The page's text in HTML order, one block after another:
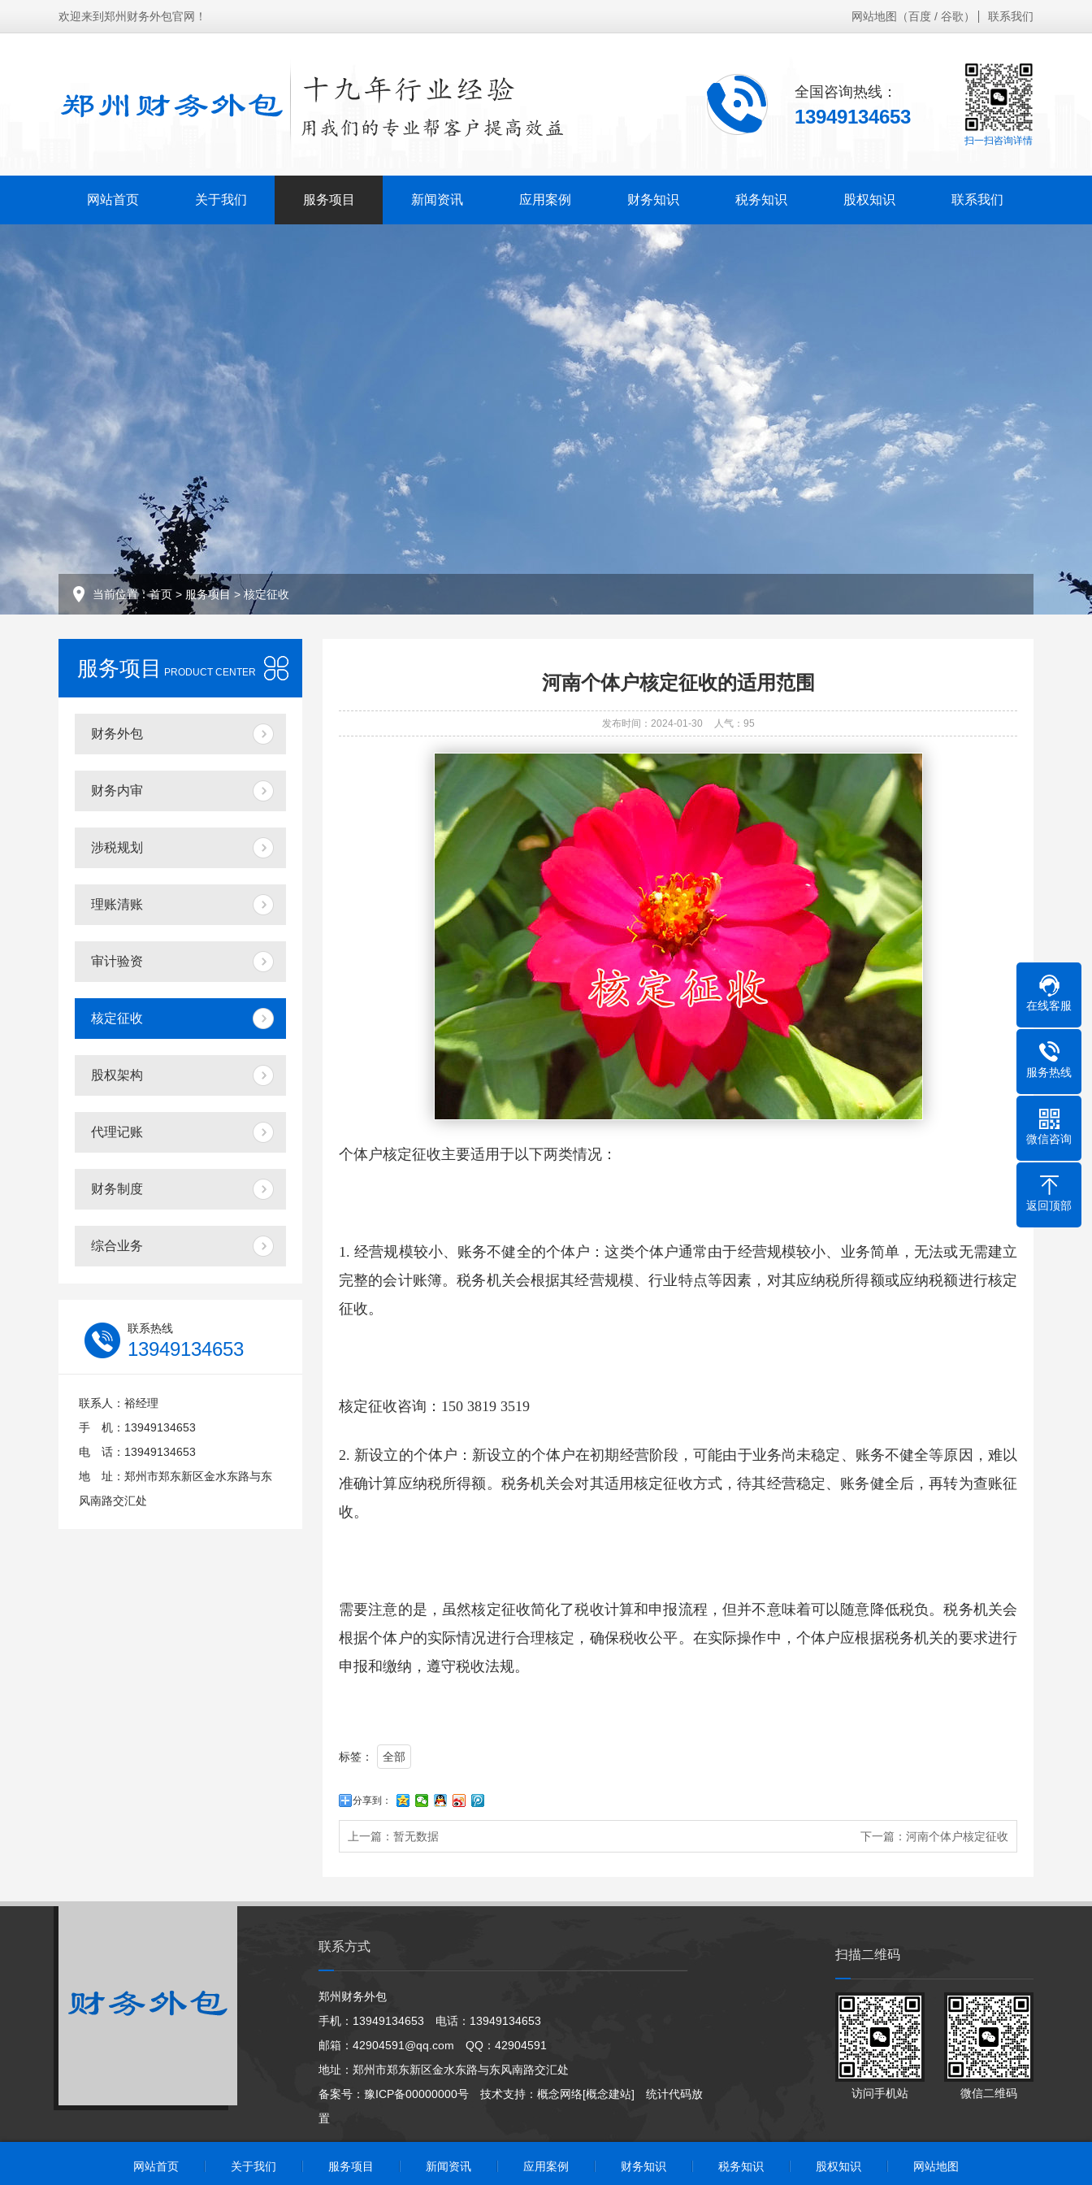
欢迎来到郑州财务外包官网！ 网站地图 （百度 / 谷歌） 联系我们
扫一扫咨询详情
全国咨询热线：
13949134653
网站首页 关于我们 服务项目 新闻资讯 应用案例 财务知识 税务知识 股权知识 联系我们
当前位置：首页 > 服务项目 > 核定征收
服务项目 PRODUCT CENTER
财务外包
财务内审
涉税规划
理账清账
审计验资
核定征收
股权架构
代理记账
财务制度
综合业务
联系热线
13949134653
联系人：裕经理
手 机：13949134653
电 话：13949134653
地 址：郑州市郑东新区金水东路与东
风南路交汇处
河南个体户核定征收的适用范围
发布时间：2024-01-30 人气： 95
个体户核定征收主要适用于以下两类情况：
1. 经营规模较小、账务不健全的个体户：这类个体户通常由于经营规模较小、业务简单，无法或无需建立
完整的会计账簿。税务机关会根据其经营规模、行业特点等因素，对其应纳税所得额或应纳税额进行核定
征收。
核定征收咨询：150 3819 3519
2. 新设立的个体户：新设立的个体户在初期经营阶段，可能由于业务尚未稳定、账务不健全等原因，难以
准确计算应纳税所得额。税务机关会对其适用核定征收方式，待其经营稳定、账务健全后，再转为查账征
收。
需要注意的是，虽然核定征收简化了税收计算和申报流程，但并不意味着可以随意降低税负。税务机关会
根据个体户的实际情况进行合理核定，确保税收公平。在实际操作中，个体户应根据税务机关的要求进行
申报和缴纳，遵守税收法规。
标签： 全部
分享到：
上一篇： 暂无数据 下一篇： 河南个体户核定征收
联系方式
郑州财务外包
手机：13949134653 电话：13949134653
邮箱：42904591@qq.com QQ：42904591
地址：郑州市郑东新区金水东路与东风南路交汇处
备案号： 豫ICP备00000000号 技术支持： 概念网络[概念建站] 统计代码放
置
扫描二维码
访问手机站 微信二维码
网站首页 关于我们 服务项目 新闻资讯 应用案例 财务知识 税务知识 股权知识 网站地图
在线客服
服务热线
微信咨询
返回顶部